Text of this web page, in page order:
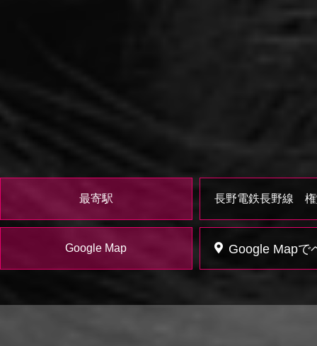
最寄駅 長野電鉄長野線 権
Google Map Google Mapで